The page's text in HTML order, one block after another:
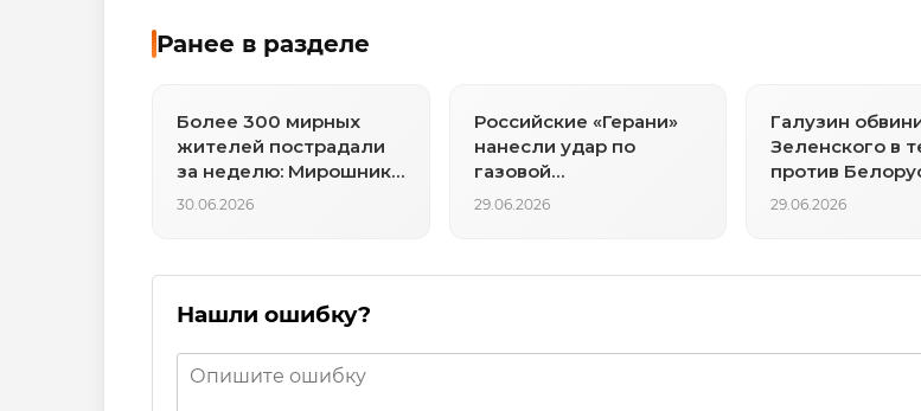
Ранее в разделе
Более 300 мирных
жителей пострадали
за неделю: Мирошник
сообщил тревожную
30.06.2026
Российские «Герани»
нанесли удар по
газовой
инфраструктуре
29.06.2026
Галузин
Зеленского в
против
29.06.2026
Нашли ошибку?